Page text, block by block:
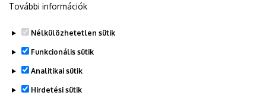
További információk
Nélkülözhetetlen sütik
Funkcionális sütik
Analitikai sütik
Hirdetési sütik